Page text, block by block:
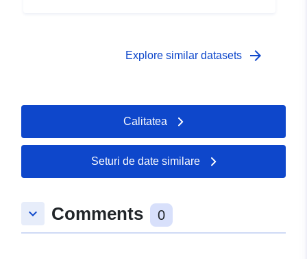
Explore similar datasets arrow_forward
Calitatea
Seturi de date similare
keyboard_arrow_down Comments 0